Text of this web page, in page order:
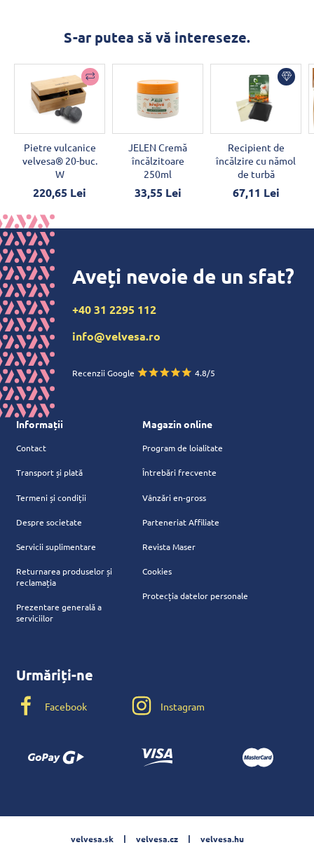
S-ar putea să vă intereseze.
Pietre vulcanice
velvesa® 20-buc.
W
220,65 Lei
JELEN Cremă
încălzitoare
250ml
33,55 Lei
Recipient de
încălzire cu nămol
de turbă
67,11 Lei
Aveți nevoie de un sfat?
+40 31 2295 112
info@velvesa.ro
Recenzii Google 4.8/5
Informații
Contact
Transport și plată
Termeni și condiții
Despre societate
Servicii suplimentare
Returnarea produselor și
reclamația
Prezentare generală a
serviciilor
Magazin online
Program de loialitate
Întrebări frecvente
Vânzări en-gross
Parteneriat Affiliate
Revista Maser
Cookies
Protecția datelor personale
Urmăriți-ne
Facebook Instagram
velvesa.sk velvesa.cz velvesa.hu